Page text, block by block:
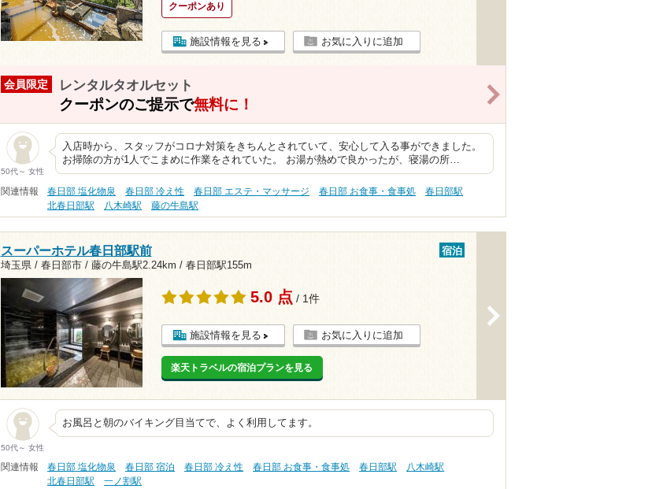
クーポンあり
施設情報を見る お気に入りに追加
会員限定 レンタルタオルセット
クーポンのご提示で無料に！
50代～ 女性
入店時から、スタッフがコロナ対策をきちんとされていて、安心して入る事ができました。
お掃除の方が1人でこまめに作業をされていた。 お湯が熱めで良かったが、寝湯の所…
関連情報 春日部 塩化物泉 春日部 冷え性 春日部 エステ・マッサージ 春日部 お食事・食事処
春日部駅
北春日部駅
八木崎駅 藤の牛島駅
スーパーホテル春日部駅前
埼玉県 / 春日部市 / 藤の牛島駅2.24km / 春日部駅155m
宿泊
5.0 点 / 1件
施設情報を見る お気に入りに追加
楽天トラベルの宿泊プランを見る
50代～ 女性
お風呂と朝のバイキング目当てで、よく利用してます。
関連情報 春日部 塩化物泉 春日部 宿泊 春日部 冷え性 春日部 お食事・食事処 春日部駅
八木崎駅
北春日部駅
一ノ割駅